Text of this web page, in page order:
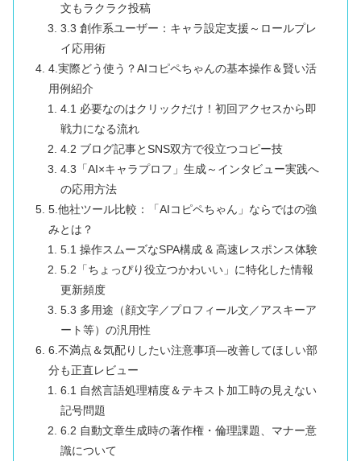
文もラクラク投稿
3.3 創作系ユーザー：キャラ設定支援～ロールプレ
イ応用術
4.実際どう使う？AIコピペちゃんの基本操作＆賢い活
用例紹介
4.1 必要なのはクリックだけ！初回アクセスから即
戦力になる流れ
4.2 ブログ記事とSNS双方で役立つコピー技
4.3「AI×キャラプロフ」生成～インタビュー実践へ
の応用方法
5.他社ツール比較：「AIコピペちゃん」ならではの強
みとは？
5.1 操作スムーズなSPA構成 & 高速レスポンス体験
5.2「ちょっぴり役立つかわいい」に特化した情報
更新頻度
5.3 多用途（顔文字／プロフィール文／アスキーア
ート等）の汎用性
6.不満点＆気配りしたい注意事項―改善してほしい部
分も正直レビュー
6.1 自然言語処理精度＆テキスト加工時の見えない
記号問題
6.2 自動文章生成時の著作権・倫理課題、マナー意
識について